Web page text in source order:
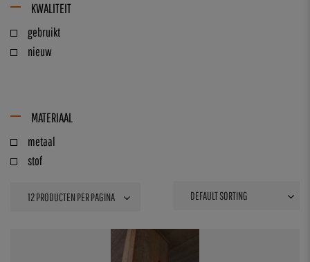
KWALITEIT
gebruikt
nieuw
MATERIAAL
metaal
stof